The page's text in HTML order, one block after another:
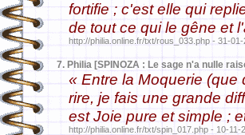
fortifie ; c'est elle qui
de tout ce qui le gêne et
http://philia.online.fr/txt/rous_033.php - 31-01-
7. Philia [SPINOZA : Le sage n'a nulle
« Entre la Moquerie (que
rire, je fais une grande
est Joie pure et simple ;
http://philia.online.fr/txt/spin_017.php - 10-11-